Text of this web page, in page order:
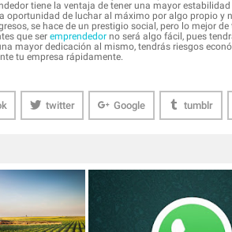
tiene la ventaja de tener una mayor
oportunidad de luchar al máximo por algo propio y
se hace de un prestigio social, pero lo mejor
que ser emprendedor no será algo fácil, pues
mayor dedicación al mismo, tendrás riesgos
tu empresa rápidamente.
twitter Google tumblr